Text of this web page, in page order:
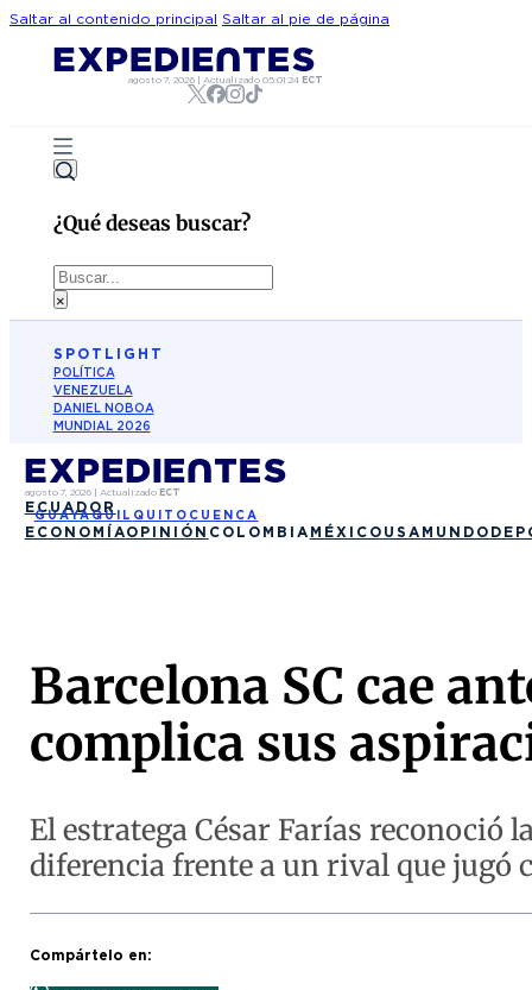
Saltar al contenido principal Saltar al pie de página
agosto 7, 2026 |Actualizado05:01:24 ECT
¿Qué deseas buscar?
Buscar
×
SPOTLIGHT
POLÍTICA
VENEZUELA
DANIEL NOBOA
MUNDIAL 2026
agosto 7, 2026| Actualizado ECT
ECUADOR
GUAYAQUIL QUITO CUENCA
ECONOMÍAOPINIÓN COLOMBIA MÉXICO USA MUNDO
Barcelona SC cae
complica sus
El estratega César Farías
diferencia frente a un rival que jugó
Compártelo en: